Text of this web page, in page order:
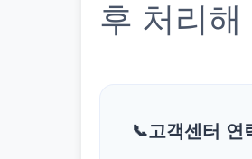
후 처리
고객센터 연